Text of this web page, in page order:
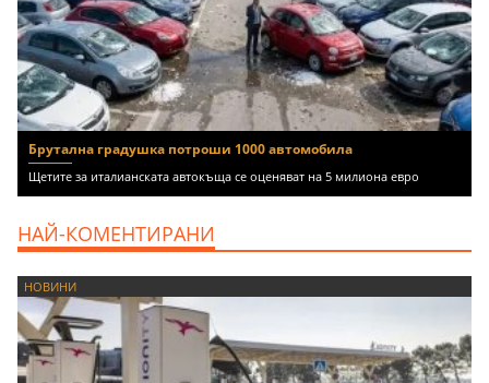
Брутална градушка потроши 1000 автомобила
Щетите за италианската автокъща се оценяват на 5 милиона евро
НАЙ-КОМЕНТИРАНИ
НОВИНИ